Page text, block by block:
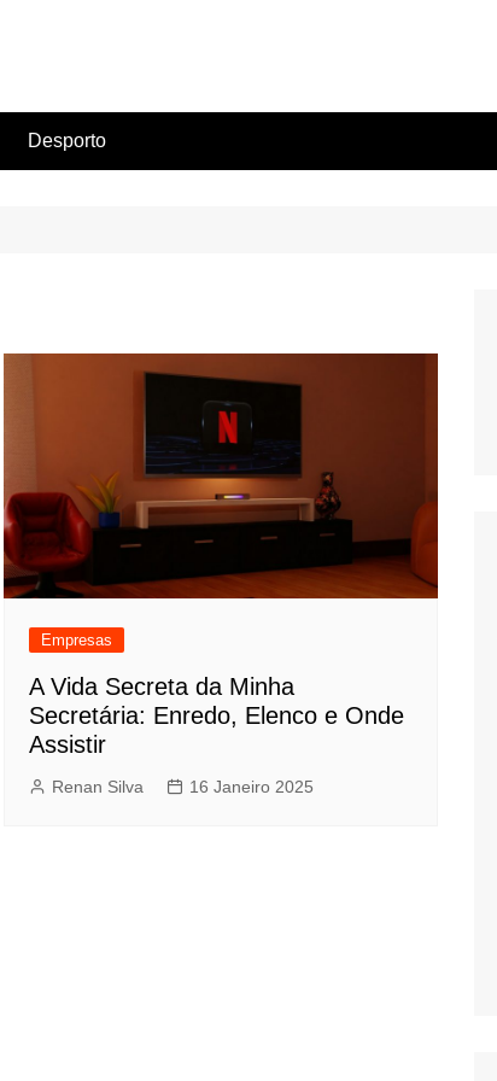
Desporto
Empresas
A Vida Secreta da Minha
Secretária: Enredo, Elenco e Onde
Assistir
Renan Silva 16 Janeiro 2025